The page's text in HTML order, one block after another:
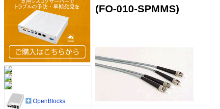
(FO-010-SPMMS)
OpenBlocks